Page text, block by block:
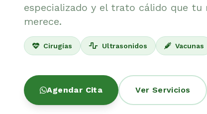
especializado y el trato cálido que tu
merece.
Cirugías Ultrasonidos Vacunas
Agendar Cita Ver Servicios